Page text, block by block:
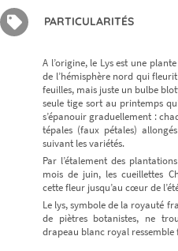
PARTICULARITÉS
A l’origine, le Lys est une
de l’hémisphère nord qui
feuilles, mais juste un bulbe
seule tige sort au printemps
s’épanouir graduellement :
tépales (faux pétales)
suivant les variétés.
Par l’étalement des
mois de juin, les cueillettes
cette fleur jusqu’au cœur de
Le lys, symbole de la royauté
de piètres botanistes, ne
drapeau blanc royal ressemble